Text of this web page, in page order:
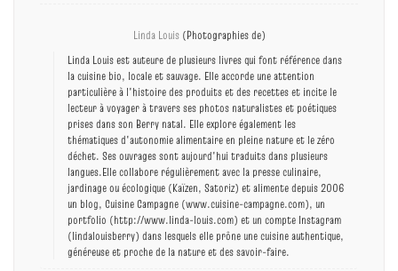
Linda Louis(Photographies de)
Linda Louis est auteure de plusieurs livres qui font référence dans
la cuisine bio, locale et sauvage. Elle accorde une attention
particulière à l'histoire des produits et des recettes et incite le
lecteur à voyager à travers ses photos naturalistes et poétiques
prises dans son Berry natal. Elle explore également les
thématiques d'autonomie alimentaire en pleine nature et le zéro
déchet. Ses ouvrages sont aujourd'hui traduits dans plusieurs
langues.Elle collabore régulièrement avec la presse culinaire,
jardinage ou écologique (Kaïzen, Satoriz) et alimente depuis 2006
un blog, Cuisine Campagne (www.cuisine-campagne.com), un
portfolio (http://www.linda-louis.com) et un compte Instagram
(lindalouisberry) dans lesquels elle prône une cuisine authentique,
généreuse et proche de la nature et des savoir-faire.